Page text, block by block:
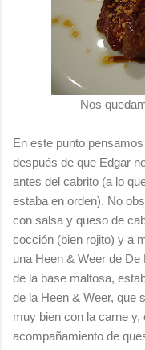
Nos
En este punto
después de que Edgar
antes del cabrito (a lo
estaba en orden). No
con salsa y queso de
cocción (bien rojito) y a
una Heen & Weer de
de la base maltosa,
de la Heen & Weer, que
muy bien con la carne
acompañamiento de